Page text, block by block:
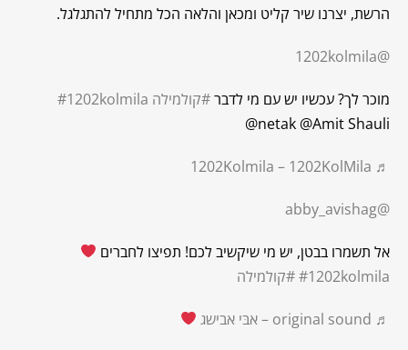
הרשת, יצרנו שיר קליט ומכאן והלאה הכל מתחיל להתגלגל.
@1202kolmila
מוכר לך? עכשיו יש עם מי לדבר#קולמילה #1202kolmila
@netak @Amit Shauli
♬ 1202Kolmila – 1202KolMila
@abby_avishag
אל תשמרו בבטן, יש מי שיקשיב לכם! תפיצו לחברים
#1202kolmila#קולמילה
♬ original sound – אבּי אבישג